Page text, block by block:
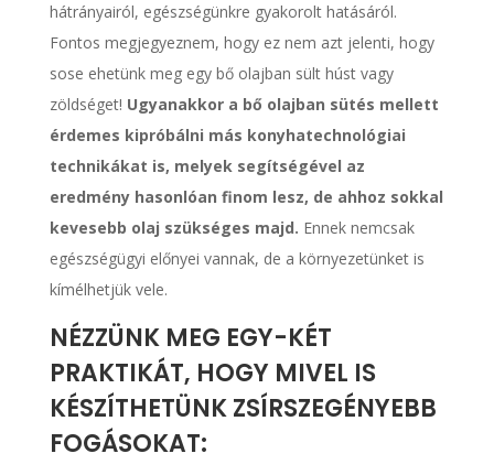
hátrányairól, egészségünkre gyakorolt hatásáról.
Fontos megjegyeznem, hogy ez nem azt jelenti, hogy
sose ehetünk meg egy bő olajban sült húst vagy
zöldséget! Ugyanakkor a bő olajban sütés mellett
érdemes kipróbálni más konyhatechnológiai
technikákat is, melyek segítségével az
eredmény hasonlóan finom lesz, de ahhoz sokkal
kevesebb olaj szükséges majd. Ennek nemcsak
egészségügyi előnyei vannak, de a környezetünket is
kímélhetjük vele.
NÉZZÜNK MEG EGY-KÉT
PRAKTIKÁT, HOGY MIVEL IS
KÉSZÍTHETÜNK ZSÍRSZEGÉNYEBB
FOGÁSOKAT: